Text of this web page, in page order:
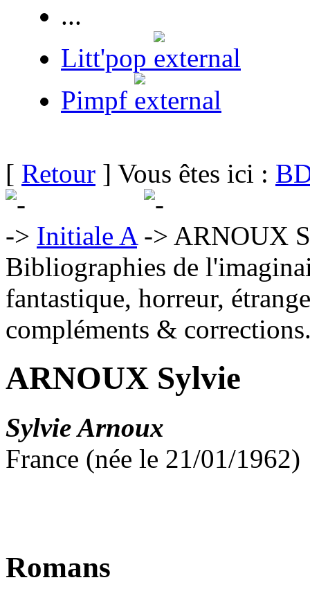
...
Litt'pop
Pimpf
[ Retour ] Vous êtes ici :
Initiale A
ARNOUX
Bibliographies de
fantastique, horreur,
compléments &
ARNOUX Sylvie
Sylvie Arnoux
France (née le 21/01/1962)
Romans